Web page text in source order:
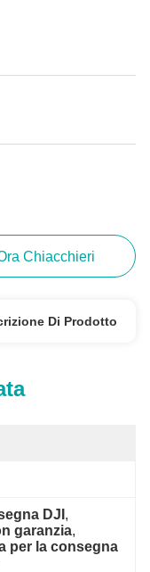
Chiacchieri
Di Prodotto
DJI ,
garanzia,
per la consegna